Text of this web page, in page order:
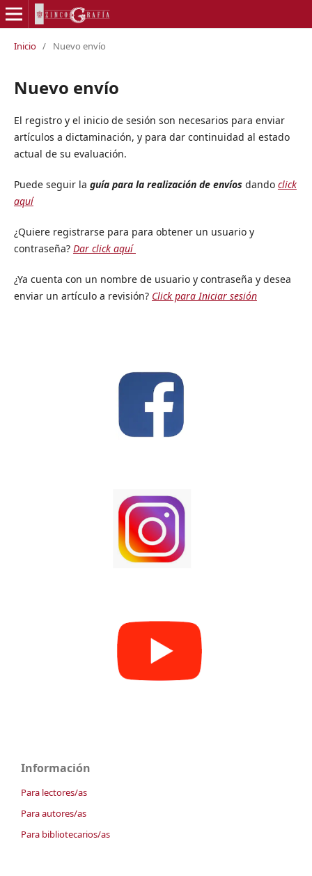
Inicio / Nuevo envío
Nuevo envío
El registro y el inicio de sesión son necesarios para enviar
artículos a dictaminación, y para dar continuidad al estado
actual de su evaluación.
Puede seguir la guía para la realización de envíos dando click
aquí
¿Quiere registrarse para para obtener un usuario y
contraseña? Dar click aquí
¿Ya cuenta con un nombre de usuario y contraseña y desea
enviar un artículo a revisión? Click para Iniciar sesión
Información
Para lectores/as
Para autores/as
Para bibliotecarios/as